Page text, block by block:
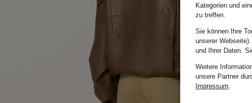
Kategorien und
zu treffen.
Sie können Ihre
unserer
und Ihrer Daten.
Weitere
unsere Partner
Impressum.